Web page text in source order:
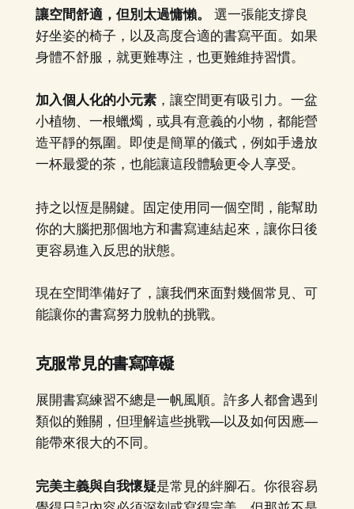
讓空間舒適，但別太過慵懶。
選一張能支撐良
好坐姿的椅子，以及高度合適的書寫平面。如果
身體不舒服，就更難專注，也更難維持習慣。
加入個人化的小元素，讓空間更有吸引力。一盆
小植物、一根蠟燭，或具有意義的小物，都能營
造平靜的氛圍。即使是簡單的儀式，例如手邊放
一杯最愛的茶，也能讓這段體驗更令人享受。
持之以恆是關鍵。固定使用同一個空間，能幫助
你的大腦把那個地方和書寫連結起來，讓你日後
更容易進入反思的狀態。
現在空間準備好了，讓我們來面對幾個常見、可
能讓你的書寫努力脫軌的挑戰。
克服常見的書寫障礙
展開書寫練習不總是一帆風順。許多人都會遇到
類似的難關，但理解這些挑戰—以及如何因應—
能帶來很大的不同。
完美主義與自我懷疑是常見的絆腳石。你很容易